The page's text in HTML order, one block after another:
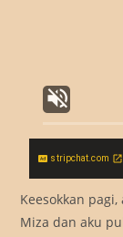
stripchat.com
Keesokkan
Miza dan aku